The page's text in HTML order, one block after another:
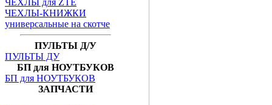
ЧЕХЛЫ для ZTE
ЧЕХЛЫ-КНИЖКИ
универсальные на скотче
ПУЛЬТЫ Д/У
ПУЛЬТЫ ДУ
БП для НОУТБУКОВ
БП для НОУТБУКОВ
ЗАПЧАСТИ